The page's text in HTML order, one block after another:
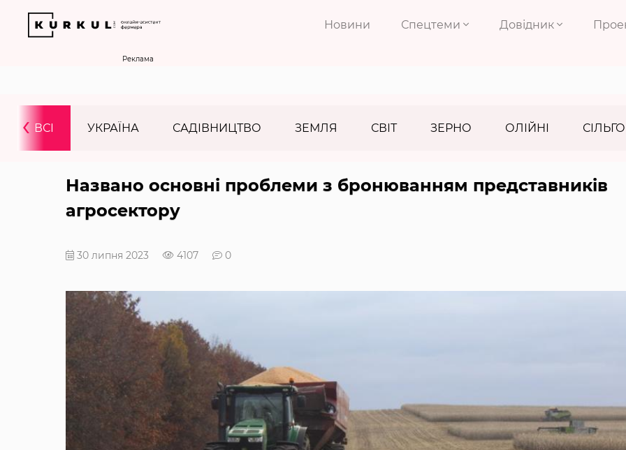
Новини Спецтеми Довідник
Реклама
ВСІ УКРАЇНА САДІВНИЦТВО ЗЕМЛЯ СВІТ ЗЕРНО ОЛІЙНІ
‹
Названо основні проблеми з бронюванням представників
агросектору
30 липня 2023 4107 0